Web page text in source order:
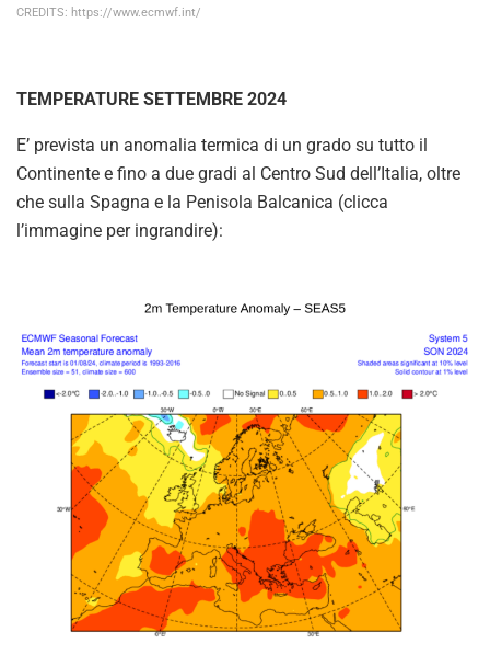
CREDITS: https://www.ecmwf.int/
TEMPERATURE SETTEMBRE 2024
E’ prevista un anomalia termica di un grado su tutto il
Continente e fino a due gradi al Centro Sud dell’Italia, oltre
che sulla Spagna e la Penisola Balcanica (clicca
l’immagine per ingrandire):